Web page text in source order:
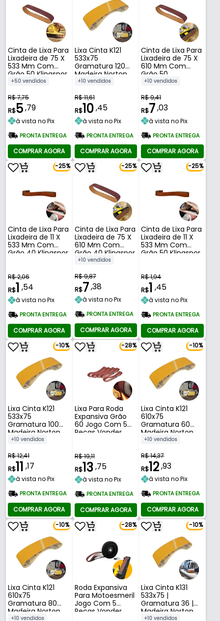
Cinta de Lixa Para
Lixadeira de 75 X
533 Mm Com
Grão 50 Klingspor
+50 vendidos
R$ 7,75
R$5,79
à vista no Pix
PRONTA ENTREGA
COMPRAR AGORA
Lixa Cinta K121
533x75
Gramatura 120
Madeira Norton
+10 vendidos
R$ 11,61
R$10,45
à vista no Pix
PRONTA ENTREGA
COMPRAR AGORA
Cinta de Lixa Para
Lixadeira de 75 X
610 Mm Com
Grão 50
+10 vendidos
R$ 9,41
R$7,03
à vista no Pix
PRONTA ENTREGA
COMPRAR AGORA
-25%
Cinta de Lixa Para
Lixadeira de 11 X
533 Mm Com
Grão 40 Klingspor
R$ 2,06
R$1 ,54
à vista no Pix
PRONTA ENTREGA
COMPRAR AGORA
-25%
Cinta de Lixa Para
Lixadeira de 75 X
610 Mm Com
Grão 40 Klingspor
+10 vendidos
R$ 9,87
R$7,38
à vista no Pix
PRONTA ENTREGA
COMPRAR AGORA
-25%
Cinta de Lixa Para
Lixadeira de 11 X
533 Mm Com
Grão 50 Klingspor
R$ 1,94
R$1 ,45
à vista no Pix
PRONTA ENTREGA
COMPRAR AGORA
-10%
Lixa Cinta K121
533x75
Gramatura 100
Madeira Norton
+10 vendidos
R$ 12,41
R$11 ,17
à vista no Pix
PRONTA ENTREGA
COMPRAR AGORA
-28%
Lixa Para Roda
Expansiva Grão
60 Jogo Com 5
Peças Vonder
R$ 19,11
R$13,75
à vista no Pix
PRONTA ENTREGA
COMPRAR AGORA
-10%
Lixa Cinta K121
610x75
Gramatura 60
Madeira Norton
+10 vendidos
R$ 14,37
R$12,93
à vista no Pix
PRONTA ENTREGA
COMPRAR AGORA
-10%
Lixa Cinta K121
610x75
Gramatura 80
Madeira Norton
+10 vendidos
-28%
Roda Expansiva
Para Motoesmeril
Jogo Com 5
Peças Vonder
-10%
Lixa Cinta K131
533x75 |
Gramatura 36 |
Madeira Norton
+10 vendidos